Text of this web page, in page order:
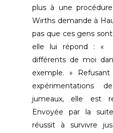
plus à une
Wirths demande à
pas que ces gens
elle lui répond : «
différents de moi
exemple. »
expérimentations
jumeaux, elle est
Envoyée par la
réussit à survivre